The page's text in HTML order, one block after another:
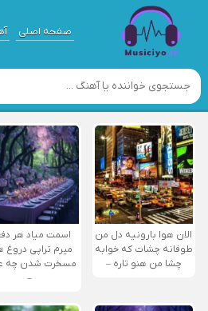
صفحه اصلی
الان هوا بارونیه دل من
طوفانه چشات که خوابه
چشا من هنو تاره –
اسمت میاد هر
میرم تراپی دروغ‌
مسخرت شدن چه
–